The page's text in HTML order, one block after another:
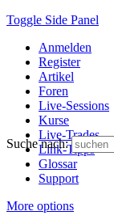
Toggle Side Panel
Anmelden
Register
Artikel
Foren
Live-Sessions
Kurse
Live-Trades
Link-Tipps
Glossar
Support
More options
Suche nach: